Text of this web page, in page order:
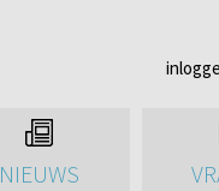
NIEUWS